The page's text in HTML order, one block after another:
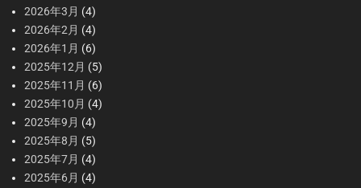
2026年3月 (4)
2026年2月 (4)
2026年1月 (6)
2025年12月 (5)
2025年11月 (6)
2025年10月 (4)
2025年9月 (4)
2025年8月 (5)
2025年7月 (4)
2025年6月 (4)